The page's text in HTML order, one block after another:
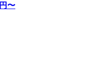
円〜